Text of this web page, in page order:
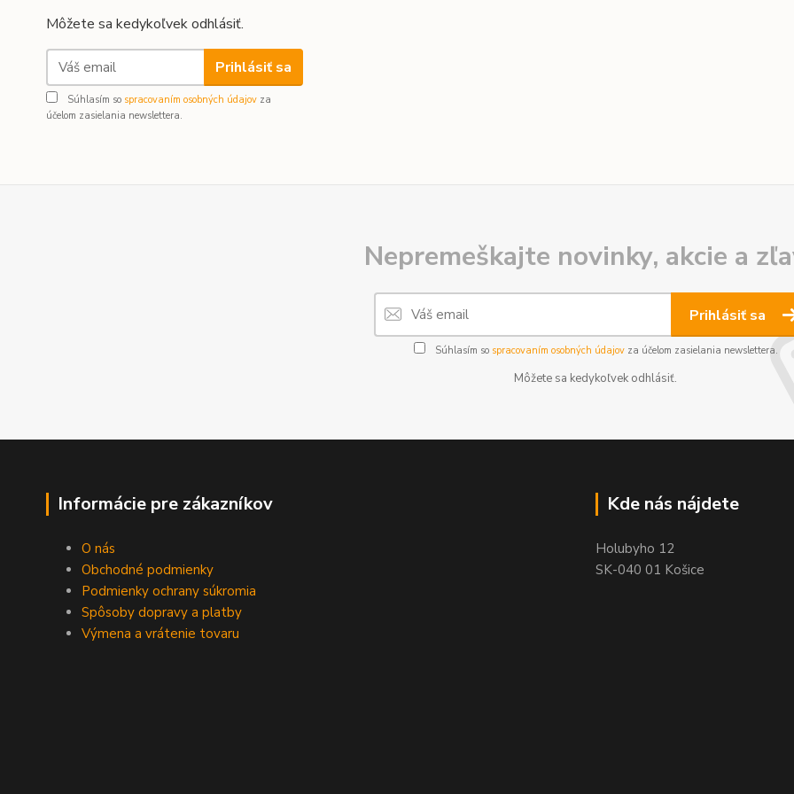
Môžete sa kedykoľvek odhlásiť.
Prihlásiť sa
Súhlasím so spracovaním osobných údajov za
účelom zasielania newslettera.
Nepremeškajte novinky, akcie a
Prihlásiť sa
Súhlasím so spracovaním osobných údajovza účelom zasielania newslettera.
Môžete sa kedykoľvek odhlásiť.
Informácie pre zákazníkov
O nás
Obchodné podmienky
Podmienky ochrany súkromia
Spôsoby dopravy a platby
Výmena a vrátenie tovaru
Kde nás nájdete
Holubyho 12
SK-040 01 Košice